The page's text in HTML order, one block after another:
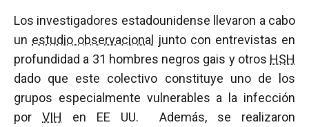
Los investigadores estadounidense llevaron a cabo
un estudio observacional
junto con entrevistas en
profundidad a 31 hombres negros gais y otros HSH
dado que este colectivo constituye uno de los
grupos especialmente vulnerables a la infección
por VIH en EE UU. Además, se realizaron